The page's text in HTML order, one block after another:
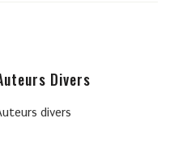
Divers
divers